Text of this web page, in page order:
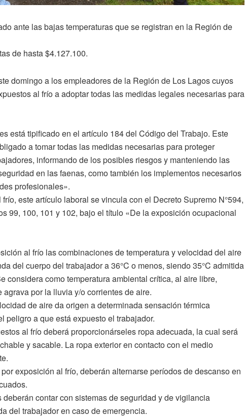
ante las bajas temperaturas que se registran en la Región de
de hasta $4.127.100.
domingo a los empleadores de la Región de Los Lagos cuyos
al frío a adoptar todas las medidas legales necesarias para
está tipificado en el artículo 184 del Código del Trabajo. Este
a tomar todas las medidas necesarias para proteger
informando de los posibles riesgos y manteniendo las
en las faenas, como también los implementos necesarios
profesionales».
este artículo laboral se vincula con el Decreto Supremo N°594,
99, 100, 101 y 102, bajo el título «De la exposición ocupacional
al frío las combinaciones de temperatura y velocidad del aire
del cuerpo del trabajador a 36°C o menos, siendo 35°C admitida
considera como temperatura ambiental crítica, al aire libre,
por la lluvia y/o corrientes de aire.
de aire da origen a determinada sensación térmica
peligro a que está expuesto el trabajador.
al frío deberá proporcionárseles ropa adecuada, la cual será
y sacable. La ropa exterior en contacto con el medio
exposición al frío, deberán alternarse períodos de descanso en
contar con sistemas de seguridad y de vigilancia
del trabajador en caso de emergencia.